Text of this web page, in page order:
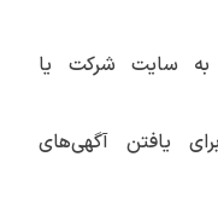
به سایت شرکت یا
یافتن آگهی‌های